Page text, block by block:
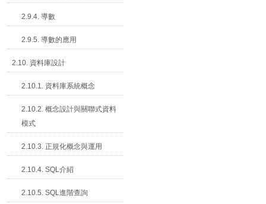
2.9.4. 導數
2.9.5. 導數的應用
2.10. 資料庫設計
2.10.1. 資料庫系統概念
2.10.2. 概念設計與關聯式資料
模式
2.10.3. 正規化概念與運用
2.10.4. SQL介紹
2.10.5. SQL進階查詢